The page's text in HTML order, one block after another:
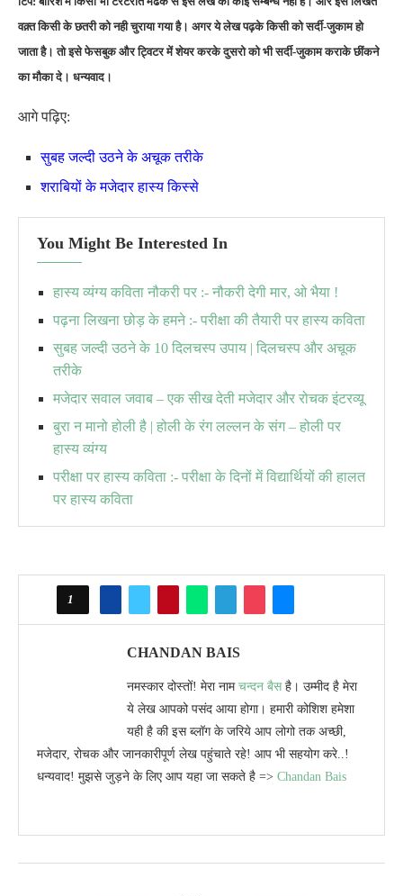
वक़्त किसी के छतरी को नही चुराया गया है। अगर ये लेख पढ़के किसी को सर्दी-जुकाम हो
जाता है। तो इसे फेसबुक और ट्विटर में शेयर करके दुसरो को भी सर्दी-जुकाम कराके छींकने
का मौका दे। धन्यवाद।
आगे पढ़िए:
सुबह जल्दी उठने के अचूक तरीके
शराबियों के मजेदार हास्य किस्से
You Might Be Interested In
हास्य व्यंग्य कविता नौकरी पर :- नौकरी देगी मार, ओ भैया !
पढ़ना लिखना छोड़ के हमने :- परीक्षा की तैयारी पर हास्य कविता
सुबह जल्दी उठने के 10 दिलचस्प उपाय | दिलचस्प और अचूक
तरीके
मजेदार सवाल जवाब – एक सीख देती मजेदार और रोचक इंटरव्यू
बुरा न मानो होली है | होली के रंग लल्लन के संग – होली पर
हास्य व्यंग्य
परीक्षा पर हास्य कविता :- परीक्षा के दिनों में विद्यार्थियों की हालत
पर हास्य कविता
1
CHANDAN BAIS
नमस्कार दोस्तों! मेरा नाम चन्दन बैसहै। उम्मीद है मेरा
ये लेख आपको पसंद आया होगा। हमारी कोशिश हमेशा
यही है की इस ब्लॉग के जरिये आप लोगो तक अच्छी,
मजेदार, रोचक और जानकारीपूर्ण लेख पहुंचाते रहे! आप भी सहयोग करे..!
धन्यवाद! मुझसे जुड़ने के लिए आप यहा जा सकते है => Chandan Bais